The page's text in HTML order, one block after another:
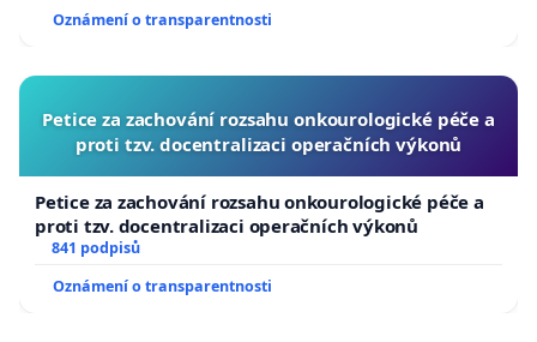
Oznámení o transparentnosti
Petice za zachování rozsahu onkourologické péče a
proti tzv. docentralizaci operačních výkonů
Petice za zachování rozsahu onkourologické péče a
proti tzv. docentralizaci operačních výkonů
841 podpisů
Oznámení o transparentnosti